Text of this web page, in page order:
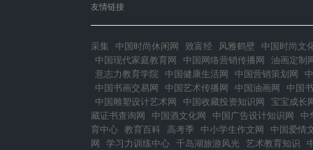
友情链接
采集 中国时尚休闲网 致富经 风雅鹤壁
中国时尚文
中国现代家庭教育网
中国网络营销传播网 油画定制
意志力教育学院 中国健康生活网 中国营销策划网
中国书画交易网
中国艺术传播网 中国油画网
中国
中国雕塑设计艺术网
中国收藏投资知识网 宝宝成长
藏证书查询网
中国酒文化网 中国广告设计知识网
中
育中心 教育百科 高考季 中小学生作文网
中国爱情
网 学习力训练中心 千岛湖旅游风光 艺术教育知识